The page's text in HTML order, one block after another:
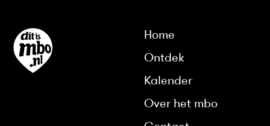
Home
Ontdek
Kalender
Over het mbo